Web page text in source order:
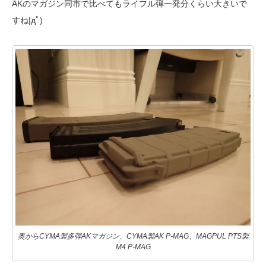
AKのマガジン同市で比べてもライフル弾一発分くらい大きいで
すね|дﾟ)
奥からCYMA製多弾AKマガジン、CYMA製AK P-MAG、MAGPUL PTS製
M4 P-MAG